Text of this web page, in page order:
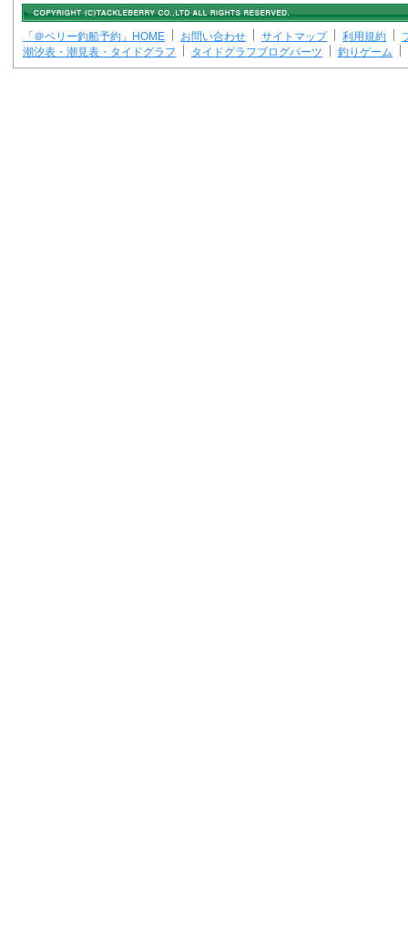
「＠ベリー釣船予約」HOME お問い合わせ サイトマップ 利用規約
潮汐表・潮見表・タイドグラフ
タイドグラフブログパーツ 釣りゲーム